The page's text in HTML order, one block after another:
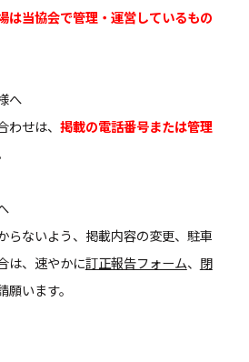
は当協会で管理・運営しているもの
へ
せは、 掲載の電話番号または管理
らないよう、掲載内容の変更、駐車
は、速やかに訂正報告フォーム、 閉
願います。